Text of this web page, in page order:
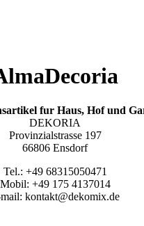
fur Haus, Hof und
DEKORIA
Provinzialstrasse 197
66806 Ensdorf
Tel.: +49 68315050471
Mobil: +49 175 4137014
kontakt@dekomix.de